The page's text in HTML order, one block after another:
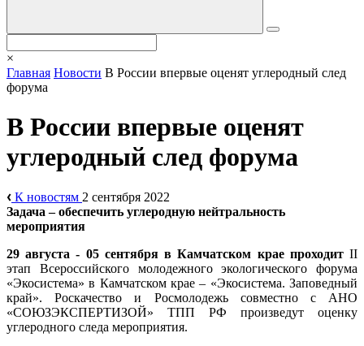
×
Главная Новости В России впервые оценят углеродный след
форума
В России впервые оценят
углеродный след форума
К новостям 2 сентября 2022
Задача – обеспечить углеродную нейтральность
мероприятия
29 августа - 05 сентября в Камчатском крае проходит II
этап Всероссийского молодежного экологического форума
«Экосистема» в Камчатском крае – «Экосистема. Заповедный
край». Роскачество и Росмолодежь совместно с АНО
«СОЮЗЭКСПЕРТИЗОЙ» ТПП РФ произведут оценку
углеродного следа мероприятия.